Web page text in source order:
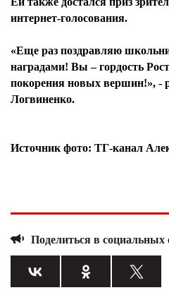
интернет-голосования.
«Еще раз поздравляю
наградами! Вы – гордость
покорения новых вершин!», -
Логвиненко.
Источник фото: ТГ-канал
Поделиться в социальных